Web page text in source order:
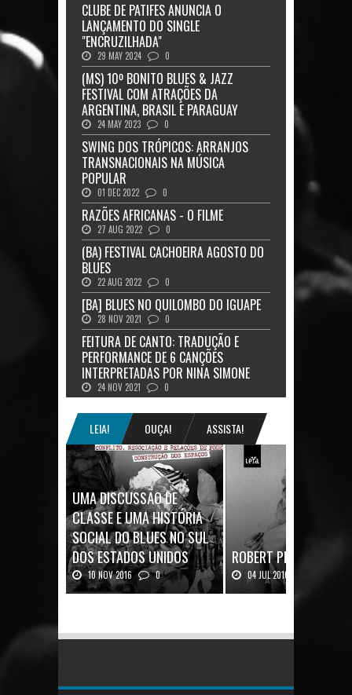
CLUBE DE PATIFES ANUNCIA O
LANÇAMENTO DO SINGLE
"ENCRUZILHADA"
29 MAY 2024 0
(MS) 10º BONITO BLUES & JAZZ
FESTIVAL COM ATRAÇÕES DA
ARGENTINA, BRASIL E PARAGUAY
24 MAY 2023 0
SWING DOS TRÓPICOS: ARRANJOS
TRANSNACIONAIS NA MÚSICA
POPULAR
01 DEC 2022 0
RAZÕES AFRICANAS - O FILME
27 AUG 2022 0
(BA) FESTIVAL CACHOEIRA AGOSTO DO
BLUES
22 AUG 2022 0
[BA] BLUES NO QUILOMBO DO IGUAPE
28 NOV 2021 0
FEITURA DE CANTO: TRADUÇÃO E
PERFORMANCE DE 6 CANÇÕES
INTERPRETADAS POR NINA SIMONE
24 NOV 2021 0
LEIA! OUÇA! ASSISTA!
UMA DISCUSSÃO DE
CLASSE E UMA HISTÓRIA
SOCIAL DO BLUES NO SUL
DOS ESTADOS UNIDOS
10 NOV 2016 0
Mais uma ótima oportunidade de
ROBERT PLANT: UMA
04 JUL 2016
Robert Plant, o vocalista do